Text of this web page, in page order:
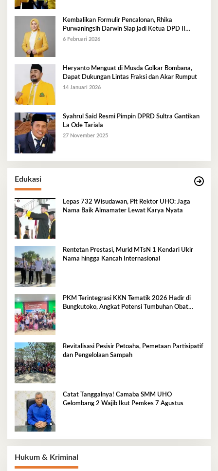
Kembalikan Formulir Pencalonan, Rhika
Purwaningsih Darwin Siap jadi Ketua DPD II
Golkar Mubar
6 Februari 2026
Heryanto Menguat di Musda Golkar Bombana,
Dapat Dukungan Lintas Fraksi dan Akar Rumput
14 Januari 2026
Syahrul Said Resmi Pimpin DPRD Sultra Gantikan
La Ode Tariala
27 November 2025
Edukasi
Lepas 732 Wisudawan, Plt Rektor UHO: Jaga
Nama Baik Almamater Lewat Karya Nyata
Rentetan Prestasi, Murid MTsN 1 Kendari Ukir
Nama hingga Kancah Internasional
PKM Terintegrasi KKN Tematik 2026 Hadir di
Bungkutoko, Angkat Potensi Tumbuhan Obat
Revitalisasi Pesisir Petoaha, Pemetaan Partisipatif
dan Pengelolaan Sampah
Catat Tanggalnya! Camaba SMM UHO
Gelombang 2 Wajib Ikut Pemkes 7 Agustus
Hukum & Kriminal